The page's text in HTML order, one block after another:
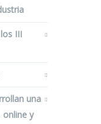
III
una
online y